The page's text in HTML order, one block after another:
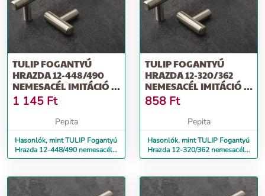
TULIP FOGANTYÚ
HRAZDA 12-448/490
NEMESACÉL IMITÁCIÓ +
CSAVAR
1 145 Ft
Pepita
Hasonlók, mint TULIP Fogantyú
Hrazda 12-448/490 nemesacél
imitáció + csavar
TULIP FOGANTYÚ
HRAZDA 12-320/362
NEMESACÉL IMITÁCIÓ +
CSAVAR
858 Ft
Pepita
Hasonlók, mint TULIP Fogantyú
Hrazda 12-320/362 nemesacél
imitáció + csavar